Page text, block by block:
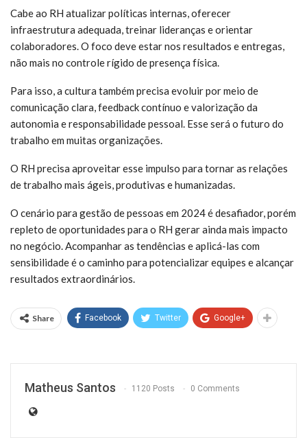
Cabe ao RH atualizar políticas internas, oferecer
infraestrutura adequada, treinar lideranças e orientar
colaboradores. O foco deve estar nos resultados e entregas,
não mais no controle rígido de presença física.
Para isso, a cultura também precisa evoluir por meio de
comunicação clara, feedback contínuo e valorização da
autonomia e responsabilidade pessoal. Esse será o futuro do
trabalho em muitas organizações.
O RH precisa aproveitar esse impulso para tornar as relações
de trabalho mais ágeis, produtivas e humanizadas.
O cenário para gestão de pessoas em 2024 é desafiador, porém
repleto de oportunidades para o RH gerar ainda mais impacto
no negócio. Acompanhar as tendências e aplicá-las com
sensibilidade é o caminho para potencializar equipes e alcançar
resultados extraordinários.
Share Facebook Twitter Google+
Matheus Santos 1120 Posts 0 Comments